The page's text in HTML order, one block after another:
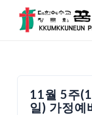
11월 5주
일) 가정예